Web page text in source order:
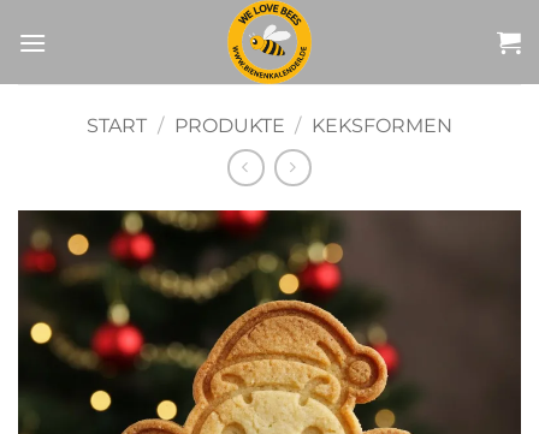
Inhalt
START / PRODUKTE / KEKSFORMEN